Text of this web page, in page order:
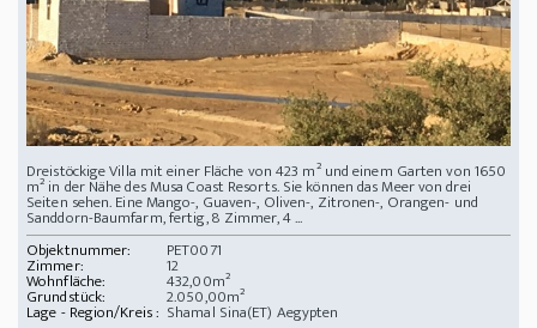
Dreistöckige Villa mit einer Fläche von 423 m² und einem Garten von 1650
m² in der Nähe des Musa Coast Resorts. Sie können das Meer von drei
Seiten sehen. Eine Mango-, Guaven-, Oliven-, Zitronen-, Orangen- und
Sanddorn-Baumfarm, fertig, 8 Zimmer, 4 ...
Objektnummer:
PET0071
Zimmer: 12
Wohnfläche: 432,00m²
Grundstück: 2.050,00m²
Lage - Region/Kreis : Shamal Sina(ET) Aegypten